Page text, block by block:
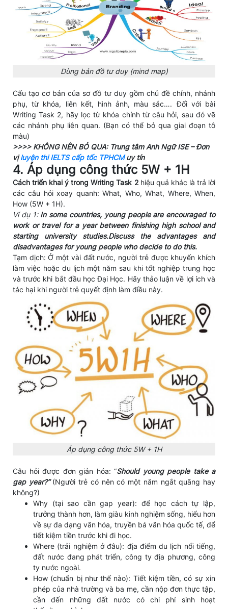
Dùng bản đồ tư duy (mind map)
Cấu tạo cơ bản của sơ đồ tư duy gồm chủ đề chính, nhánh
phụ, từ khóa, liên kết, hình ảnh, màu sắc…. Đối với bài
Writing Task 2, hãy lọc từ khóa chính từ câu hỏi, sau đó vẽ
các nhánh phụ liên quan. (Bạn có thể bỏ qua giai đoạn tô
màu)
>>>> KHÔNG NÊN BỎ QUA: Trung tâm Anh Ngữ ISE – Đơn
vịluyện thi IELTS cấp tốc TPHCMuy tín
4. Áp dụng công thức 5W + 1H
Cách triển khai ý trong Writing Task 2hiệu quả khác là trả lời
các câu hỏi xoay quanh: What, Who, What, Where, When,
How (5W + 1H).
Ví dụ 1: In some countries, young people are encouraged to
work or travel for a year between finishing high school and
starting university studies.Discuss the advantages and
disadvantages for young people who decide to do this.
Tạm dịch: Ở một vài đất nước, người trẻ được khuyến khích
làm việc hoặc du lịch một năm sau khi tốt nghiệp trung học
và trước khi bắt đầu học Đại Học. Hãy thảo luận về lợi ích và
tác hại khi người trẻ quyết định làm điều này.
Áp dụng công thức 5W + 1H
Câu hỏi được đơn giản hóa: “Should young people take a
gap year?”(Người trẻ có nên có một năm ngắt quãng hay
không?)
Why (tại sao cần gap year): để học cách tự lập,
trưởng thành hơn, làm giàu kinh nghiệm sống, hiểu hơn
về sự đa dạng văn hóa, truyền bá văn hóa quốc tế, để
tiết kiệm tiền trước khi đi học.
Where (trải nghiệm ở đâu): địa điểm du lịch nổi tiếng,
đất nước đang phát triển, công ty địa phương, công
ty nước ngoài.
How (chuẩn bị như thế nào): Tiết kiệm tiền, có sự xin
phép của nhà trường và ba mẹ, cần nộp đơn thực tập,
cần đến những đất nước có chi phí sinh hoạt